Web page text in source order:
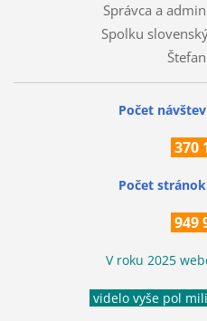
Správca a
Spolku
Počet
370
Počet stránok
949
V roku 2025
videlo vyše pol